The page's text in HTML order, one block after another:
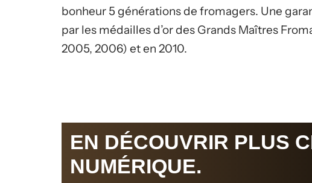
bonheur 5 générations de fromagers. Une
par les médailles d’or des Grands Maîtres
2005, 2006) et en 2010.
EN DÉCOUVRIR PLUS
NUMÉRIQUE.